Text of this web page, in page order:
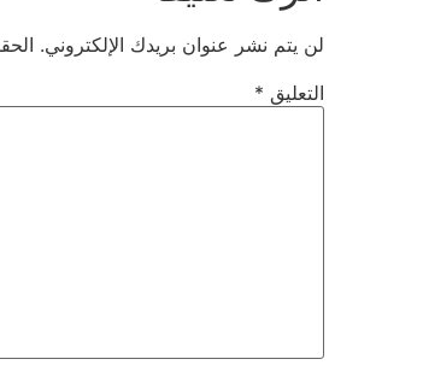
لن يتم نشر عنوان بريدك الإلكتروني.
التعليق *